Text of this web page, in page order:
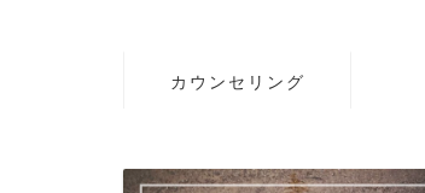
カウンセリング